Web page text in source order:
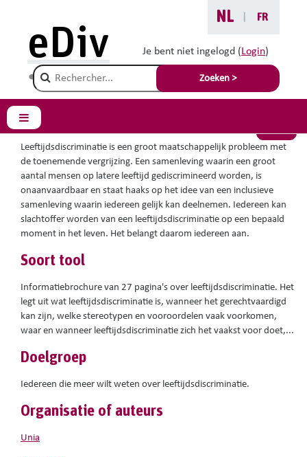
NL FR
Je bent niet ingelogd (Login)
Champ de recherche
Zoeken >
eDiv
Zijpaneel
Je bent hier :
Leeftijdsdiscriminatie
Leeftijdsdiscriminatie is een groot maatschappelijk probleem met
de toenemende vergrijzing. Een samenleving waarin een groot
aantal mensen op latere leeftijd gediscrimineerd worden, is
onaanvaardbaar en staat haaks op het idee van een inclusieve
samenleving waarin iedereen gelijk kan deelnemen. Iedereen kan
slachtoffer worden van een leeftijdsdiscriminatie op een bepaald
moment in het leven. Het belangt daarom iedereen aan.
Soort tool
Informatiebrochure van 27 pagina's over leeftijdsdiscriminatie. Het
legt uit wat leeftijdsdiscriminatie is, wanneer het gerechtvaardigd
kan zijn, welke stereotypen en vooroordelen vaak voorkomen,
waar en wanneer leeftijdsdiscriminatie zich het vaakst voor doet,...
Doelgroep
Iedereen die meer wilt weten over leeftijdsdiscriminatie.
Organisatie of auteurs
Unia